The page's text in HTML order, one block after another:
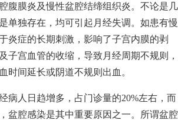
腹膜炎及慢性盆腔结缔组织炎。不论是几
单独存在，均可引起月经失调。如患有慢
炎症的长期刺激，影响了子宫内膜的剥
子宫血管的收缩，导致月经周期不规则，
时间延长或阴道不规则出血。
病人日趋增多，占门诊量的20%左右，而
盆腔感染是其中重要原因之一。所谓盆腔